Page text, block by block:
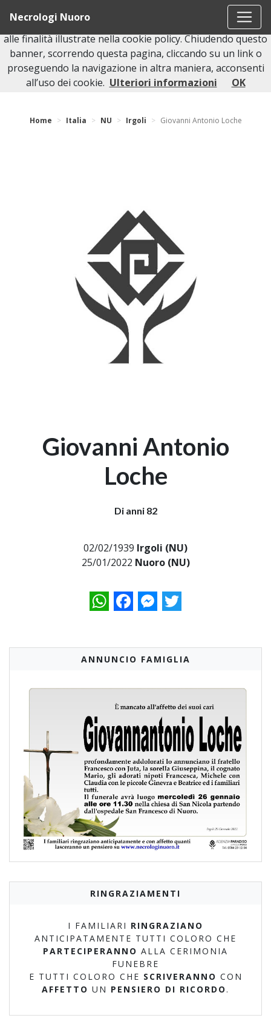
Necrologi Nuoro
Torna indietro
Home Italia NU Irgoli Giovanni Antonio Loche
Giovanni Antonio
Loche
Di anni 82
02/02/1939 Irgoli (NU)
25/01/2022 Nuoro (NU)
WhatsAppFacebookMessenger
Twitter
ANNUNCIO FAMIGLIA
RINGRAZIAMENTI
I FAMILIARI RINGRAZIANO
ANTICIPATAMENTE TUTTI COLORO CHE
PARTECIPERANNO ALLA CERIMONIA
FUNEBRE
E TUTTI COLORO CHE SCRIVERANNO CON
AFFETTO UN PENSIERO DI RICORDO .
Questo sito o gli strumenti terzi da questo utilizzati si
avvalgono di cookie necessari al funzionamento ed utili
alle finalità illustrate nella cookie policy. Chiudendo questo
banner, scorrendo questa pagina, cliccando su un link o
proseguendo la navigazione in altra maniera, acconsenti
all’uso dei cookie. Ulteriori informazioni OK